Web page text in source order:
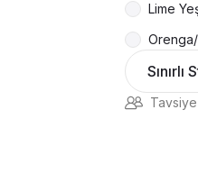
Lime
Sınırlı